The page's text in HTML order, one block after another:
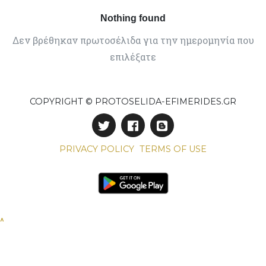
Nothing found
Δεν βρέθηκαν πρωτοσέλιδα για την ημερομηνία που
επιλέξατε
COPYRIGHT © PROTOSELIDA-EFIMERIDES.GR
PRIVACY POLICY TERMS OF USE
^